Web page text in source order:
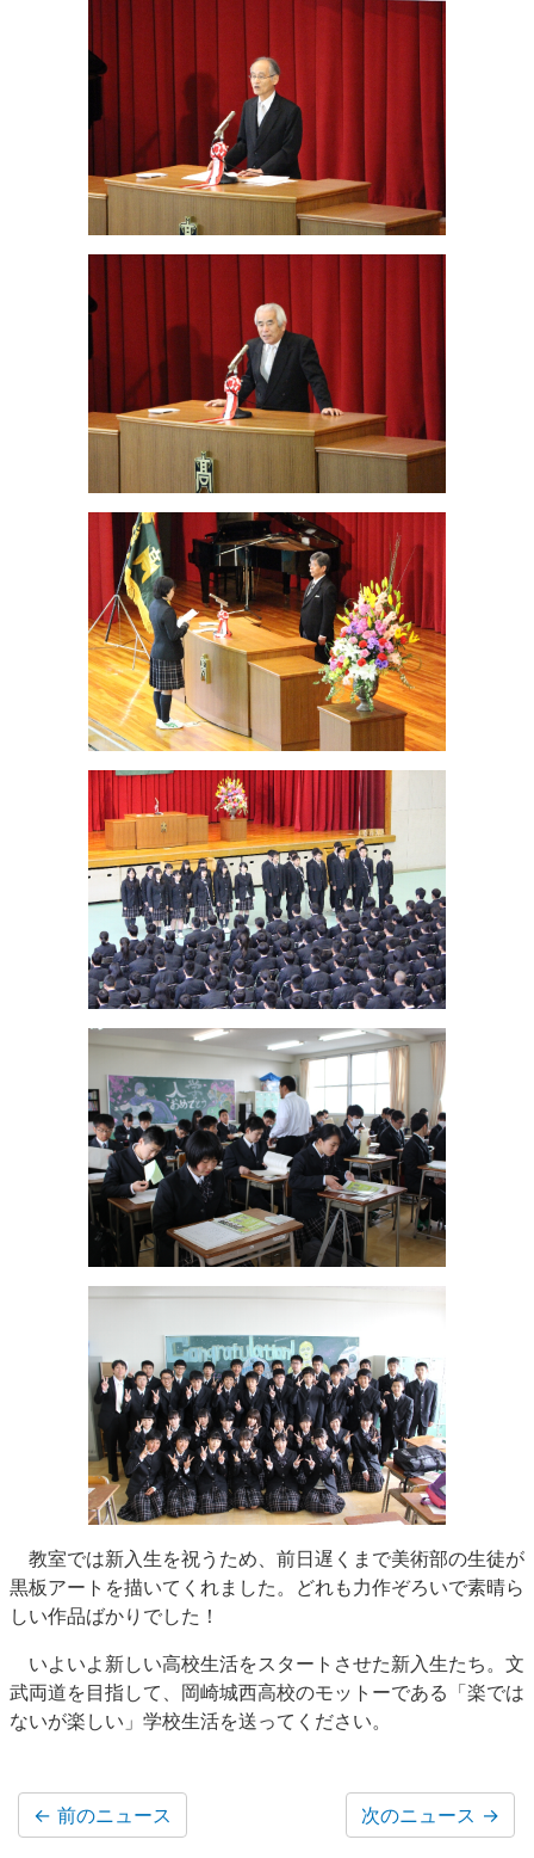
教室では新入生を祝うため、前日遅くまで美術部の生徒が
黒板アートを描いてくれました。どれも力作ぞろいで素晴ら
しい作品ばかりでした！
いよいよ新しい高校生活をスタートさせた新入生たち。文
武両道を目指して、岡崎城西高校のモットーである「楽では
ないが楽しい」学校生活を送ってください。
← 前のニュース 次のニュース →